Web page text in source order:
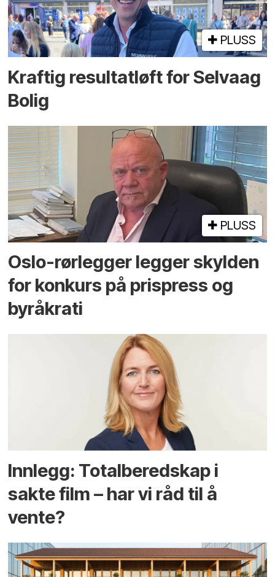
PLUSS
Kraftig resultatløft for Selvaag
Bolig
PLUSS
Oslo-rørlegger legger skylden
for konkurs på prispress og
byråkrati
Innlegg: Totalberedskap i
sakte film – har vi råd til å
vente?